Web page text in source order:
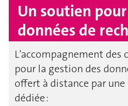
Un soutien
données de
L'accompagnement des
pour la gestion des
offert à distance par
dédiée :